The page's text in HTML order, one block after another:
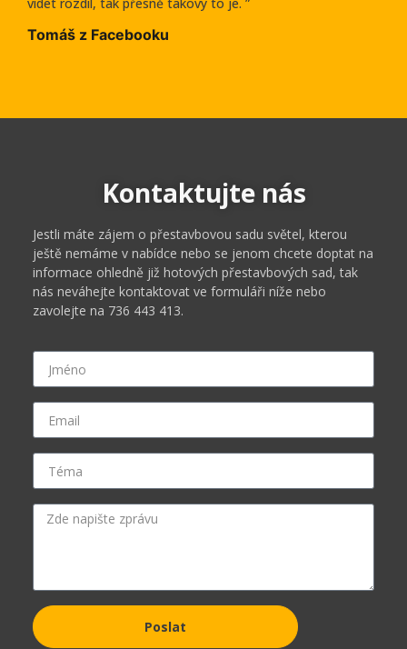
Tomáš z Facebooku
Kontaktujte nás
Jestli máte zájem o přestavbovou sadu světel, kterou
ještě nemáme v nabídce nebo se jenom chcete doptat na
informace ohledně již hotových přestavbových sad, tak
nás neváhejte kontaktovat ve formuláři níže nebo
zavolejte na 736 443 413.
Poslat